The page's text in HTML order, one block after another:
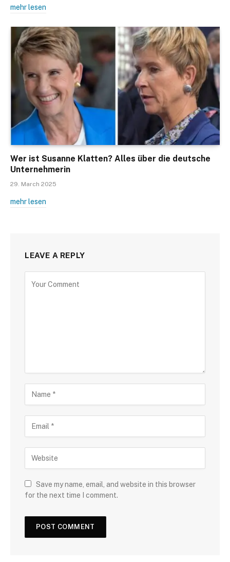
mehr lesen
Wer ist Susanne Klatten? Alles über die deutsche
Unternehmerin
29. March 2025
mehr lesen
LEAVE A REPLY
Save my name, email, and website in this browser
for the next time I comment.